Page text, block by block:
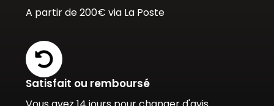
A partir de 200€ via La Poste
Satisfait ou remboursé